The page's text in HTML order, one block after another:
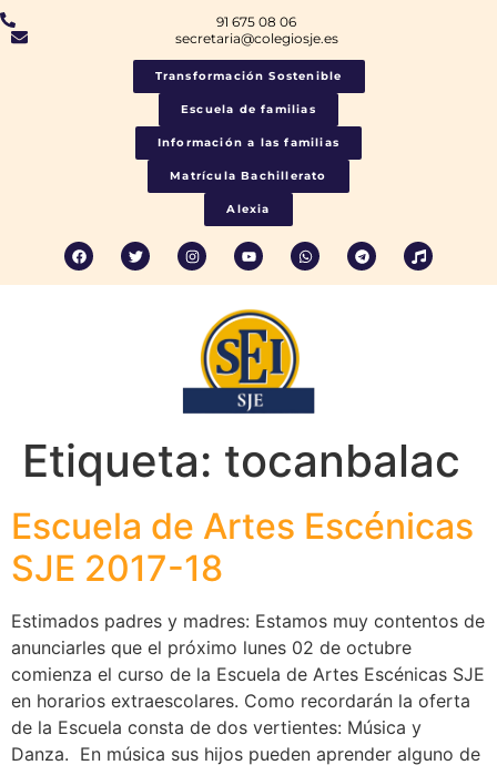
91 675 08 06
secretaria@colegiosje.es
Transformación Sostenible
Escuela de familias
Información a las familias
Matrícula Bachillerato
Alexia
Etiqueta: tocanbalac
Escuela de Artes Escénicas
SJE 2017-18
Estimados padres y madres: Estamos muy contentos de
anunciarles que el próximo lunes 02 de octubre
comienza el curso de la Escuela de Artes Escénicas SJE
en horarios extraescolares. Como recordarán la oferta
de la Escuela consta de dos vertientes: Música y
Danza. En música sus hijos pueden aprender alguno de